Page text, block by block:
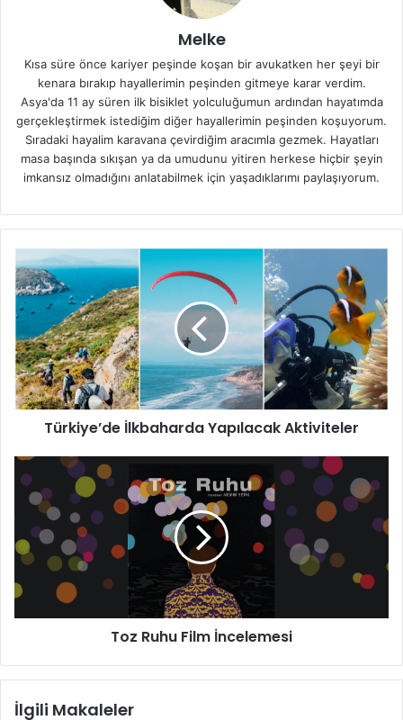
Melke
Kısa süre önce kariyer peşinde koşan bir avukatken her şeyi bir
kenara bırakıp hayallerimin peşinden gitmeye karar verdim.
Asya'da 11 ay süren ilk bisiklet yolculuğumun ardından hayatımda
gerçekleştirmek istediğim diğer hayallerimin peşinden koşuyorum.
Sıradaki hayalim karavana çevirdiğim aracımla gezmek. Hayatları
masa başında sıkışan ya da umudunu yitiren herkese hiçbir şeyin
imkansız olmadığını anlatabilmek için yaşadıklarımı paylaşıyorum.
Türkiye’de
İlkbaharda
Yapılacak
Aktiviteler
Türkiye’de İlkbaharda Yapılacak Aktiviteler
Toz
Ruhu
Film
İncelemesi
Toz Ruhu Film İncelemesi
İlgili Makaleler